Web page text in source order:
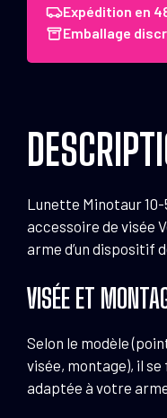
Expédition en
Emballage
Lunette Minotaur 10-
accessoire de visée
arme d’un dispositif
VISÉE ET
Selon le modèle
visée, montage), il se
adaptée à votre